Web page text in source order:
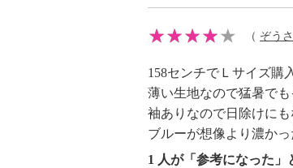
（ ぞう
158センチでＬサイズ購
薄い生地なので猛暑で
袖ありなので日除けにも
ブルーが想像より濃か
1 人が「参考になった」